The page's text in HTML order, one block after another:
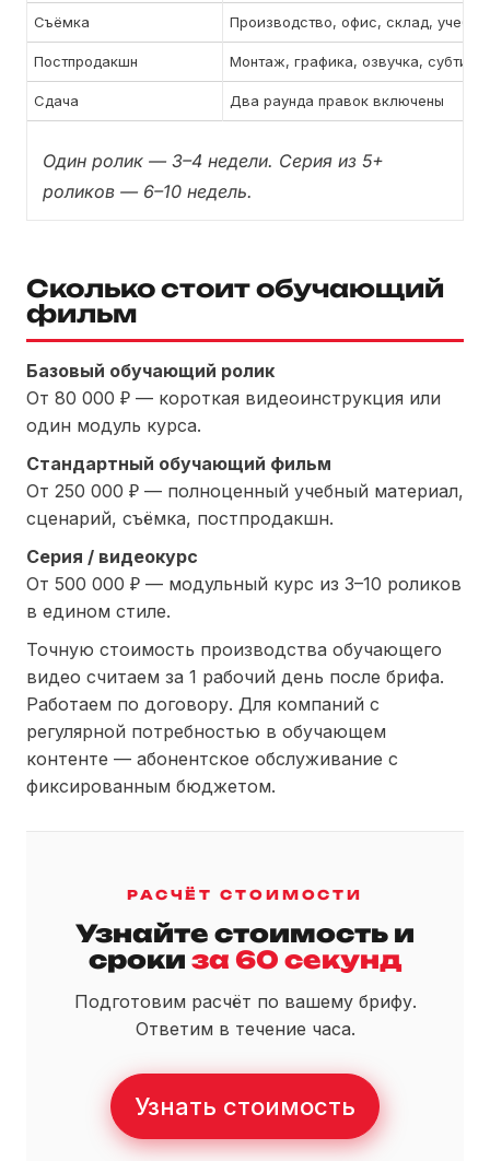
Съёмка Производство, офис, склад,
Постпродакшн Монтаж, графика, озвучка,
Сдача Два раунда правок включены
Один ролик — 3–4 недели. Серия из 5+
роликов — 6–10 недель.
Сколько стоит обучающий
фильм
Базовый обучающий ролик
От 80 000 ₽ — короткая видеоинструкция или
один модуль курса.
Стандартный обучающий фильм
От 250 000 ₽ — полноценный учебный материал,
сценарий, съёмка, постпродакшн.
Серия / видеокурс
От 500 000 ₽ — модульный курс из 3–10 роликов
в едином стиле.
Точную стоимость производства обучающего
видео считаем за 1 рабочий день после брифа.
Работаем по договору. Для компаний с
регулярной потребностью в обучающем
контенте — абонентское обслуживание с
фиксированным бюджетом.
РАСЧЁТ СТОИМОСТИ
Узнайте стоимость и
сроки за 60 секунд
Подготовим расчёт по вашему брифу.
Ответим в течение часа.
Узнать стоимость